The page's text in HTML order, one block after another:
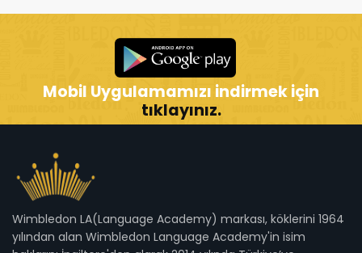
Mobil Uygulamamızı indirmek için
tıklayınız.
Wimbledon LA(Language Academy) markası, köklerini 1964
yılından alan Wimbledon Language Academy'in isim